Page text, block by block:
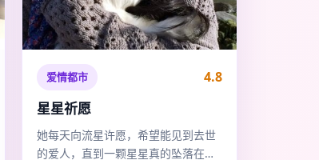
爱情都市 4.8
星星祈愿
她每天向流星许愿，希望能见到去世
的爱人，直到一颗星星真的坠落在她